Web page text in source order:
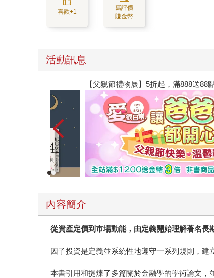
喜歡+1
寫評價
賺金幣
活動訊息
【父親節禮物展】5折起，滿888送88點金幣
內容簡介
從資產定價到市場動能，由定義開始理解著名長
因子投資是定義並系統性地遵守一系列規則，建
本書引用和提煉了多篇關於金融學的學術論文